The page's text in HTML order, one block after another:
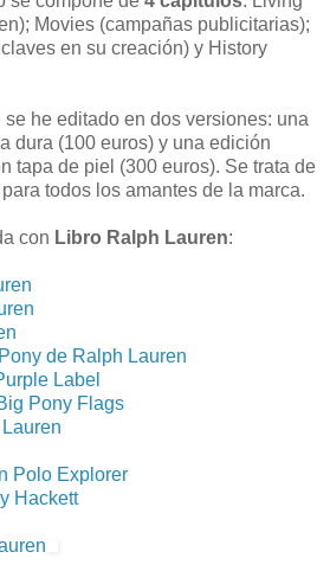
Movies (campañas publicitarias);
en su creación) y History
se he editado en dos versiones: una
dura (100 euros) y una edición
tapa de piel (300 euros). Se trata de
todos los amantes de la marca.
con Libro Ralph Lauren:
de Ralph Lauren
Label
Pony Flags
Polo Explorer
Hackett